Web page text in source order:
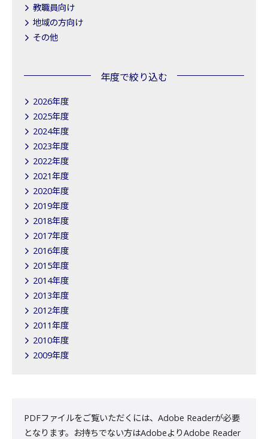
教職員向け
地域の方向け
その他
年度で絞り込む
2026年度
2025年度
2024年度
2023年度
2022年度
2021年度
2020年度
2019年度
2018年度
2017年度
2016年度
2015年度
2014年度
2013年度
2012年度
2011年度
2010年度
2009年度
PDFファイルをご覧いただくには、Adobe Readerが必要
となります。お持ちでない方はAdobeよりAdobe Reader